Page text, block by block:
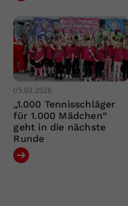
05.03.2026
„1.000 Tennisschläger
für 1.000 Mädchen“
geht in die nächste
Runde